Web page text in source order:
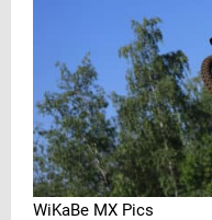
WiKaBe MX Pics